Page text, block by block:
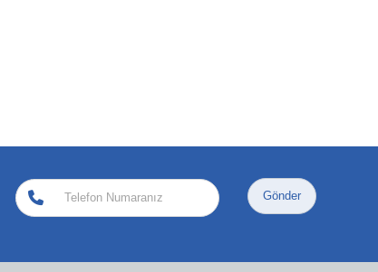
Gönder